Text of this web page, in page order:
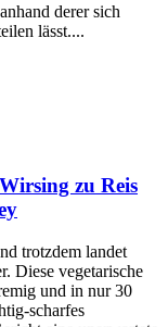
derer sich
lässt....
zu Reis
trotzdem landet
Diese vegetarische
und in nur 30
scharfes